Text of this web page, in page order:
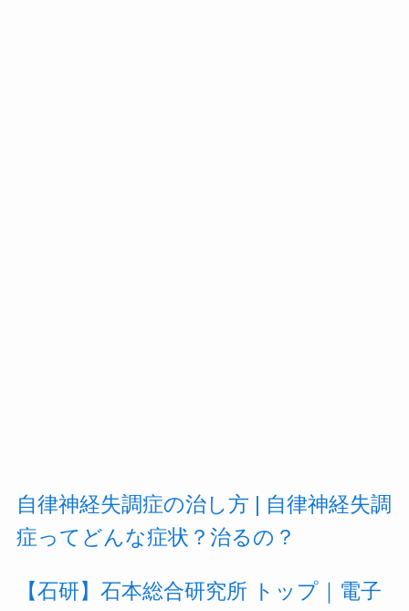
自律神経失調症の治し方 | 自律神経失調
症ってどんな症状？治るの？
【石研】石本総合研究所 トップ｜電子